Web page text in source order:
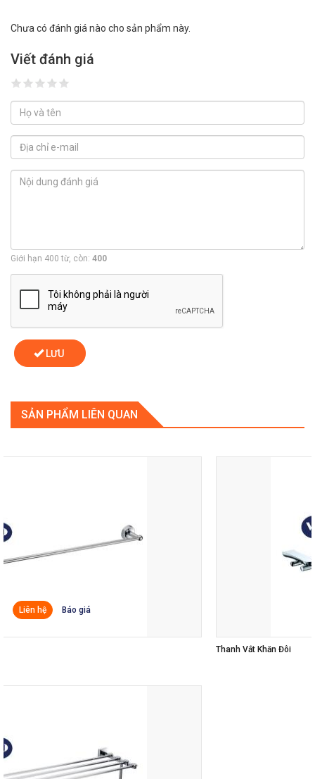
Chưa có đánh giá nào cho sản phẩm này.
Viết đánh giá
Giới hạn 400 từ, còn: 400
LƯU
SẢN PHẨM LIÊN QUAN